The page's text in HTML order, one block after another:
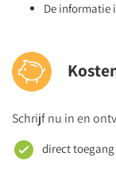
De informatie
Schrijf nu in en
direct